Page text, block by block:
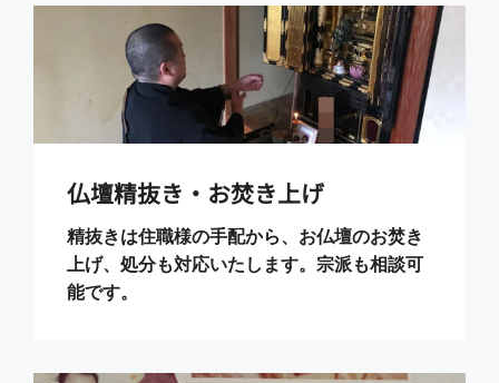
仏壇精抜き・お焚き上げ
精抜きは住職様の手配から、お仏壇のお焚き
上げ、処分も対応いたします。宗派も相談可
能です。